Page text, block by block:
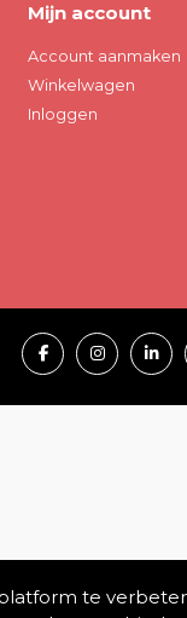
Mijn account
Account aanmaken
Winkelwagen
Inloggen
te